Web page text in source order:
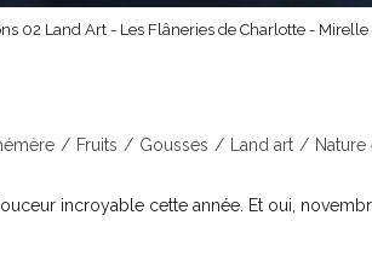
02 Land Art - Les Flâneries de Charlotte -
/ Fruits / Gousses / Land art / Nature
incroyable cette année. Et oui,